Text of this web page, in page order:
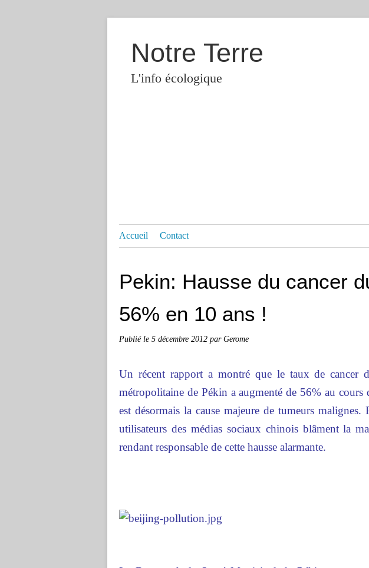
Notre Terre
L'info écologique
Accueil Contact
Pekin: Hausse du cancer
56% en 10 ans !
Publié le 5 décembre 2012 par Gerome
Un récent rapport a montré que le taux de cancer
métropolitaine de Pékin a augmenté de 56% au cours
est désormais la cause majeure de tumeurs
utilisateurs des médias sociaux chinois blâment la
rendant responsable de cette hausse alarmante.